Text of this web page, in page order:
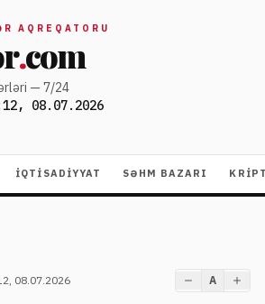
AQREQATORU
.com
— 7/24
08.07.2026
İQTISADIYYAT SƏHM BAZARI
08.07.2026 A